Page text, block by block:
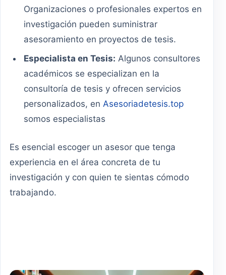
Organizaciones o profesionales expertos en
investigación pueden suministrar
asesoramiento en proyectos de tesis.
Especialista en Tesis: Algunos consultores
académicos se especializan en la
consultoría de tesis y ofrecen servicios
personalizados, enAsesoriadetesis.top
somos especialistas
Es esencial escoger un asesor que tenga
experiencia en el área concreta de tu
investigación y con quien te sientas cómodo
trabajando.